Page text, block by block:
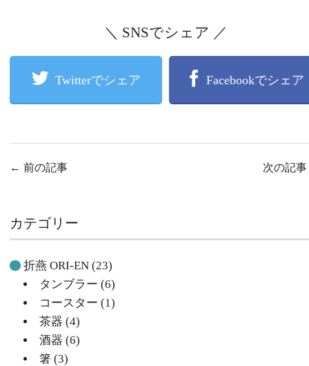
＼ SNSでシェア ／
Twitterでシェア Facebookでシェア
← 前の記事 次の記事
カテゴリー
折燕 ORI-EN (23)
タンブラー (6)
コースター (1)
茶器 (4)
酒器 (6)
箸 (3)